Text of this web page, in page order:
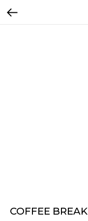
COFFEE BREAK